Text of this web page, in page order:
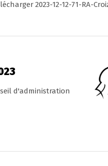
2023-12-12-71-RA-
d'administration